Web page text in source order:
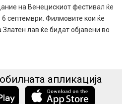
на Венецискиот фестивал ќе
септември. Филмовите кои ќе
лав ќе бидат објавени во
апликација